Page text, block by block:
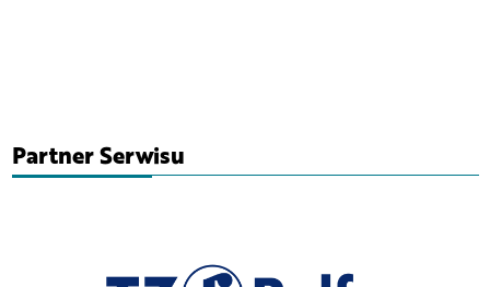
Partner Serwisu